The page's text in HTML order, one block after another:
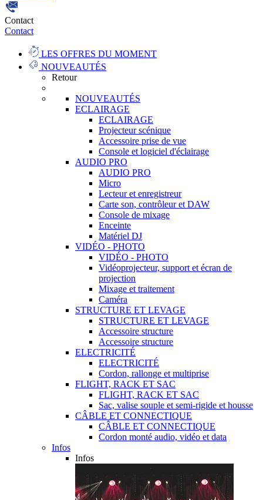
Contact
Contact
LES OFFRES DU MOMENT
NOUVEAUTÉS
Retour
NOUVEAUTÉS
ECLAIRAGE
ECLAIRAGE
Projecteur scénique
Accessoire prise de vue
Console et logiciel d'éclairage
AUDIO PRO
AUDIO PRO
Micro
Lecteur et enregistreur
Carte son, contrôleur et DAW
Console de mixage
Enceinte
Matériel DJ
VIDÉO - PHOTO
VIDÉO - PHOTO
Vidéoprojecteur, support et écran de
projection
Mixage et traitement
Caméra
STRUCTURE ET LEVAGE
STRUCTURE ET LEVAGE
Accessoire structure
Accessoire structure
ELECTRICITÉ
ELECTRICITÉ
Cordon, rallonge et multiprise
FLIGHT, RACK ET SAC
FLIGHT, RACK ET SAC
Sac, valise souple et semi-rigide et housse
CÂBLE ET CONNECTIQUE
CÂBLE ET CONNECTIQUE
Cordon monté audio, vidéo et data
Infos
Infos